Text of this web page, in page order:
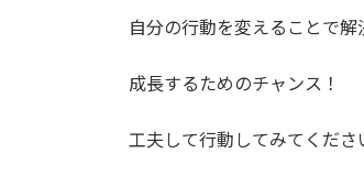
自分の行動を変えることで解
成長するためのチャンス！
工夫して行動してみてくださ